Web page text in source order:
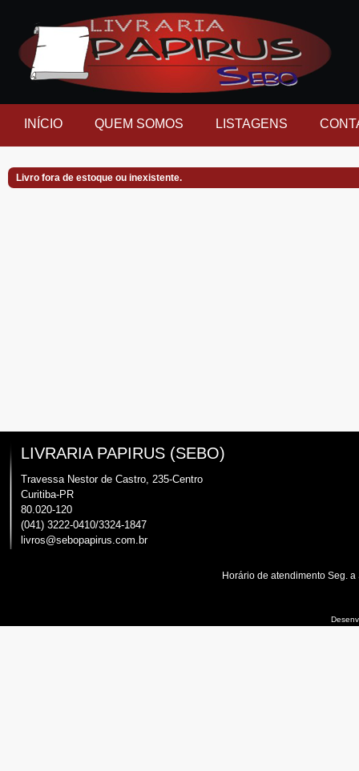
INÍCIO QUEM SOMOS LISTAGENS
Livro fora de estoque ou inexistente.
LIVRARIA PAPIRUS (SEBO)
Travessa Nestor de Castro, 235-Centro
Curitiba-PR
80.020-120
(041) 3222-0410/3324-1847
livros@sebopapirus.com.br
Horário de atendimento Seg.